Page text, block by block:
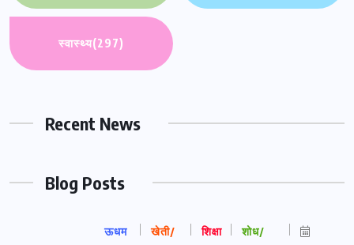
स्वास्थ्य(297)
Recent News
Blog Posts
ऊधम
खेती/
शिक्षा
शोध/